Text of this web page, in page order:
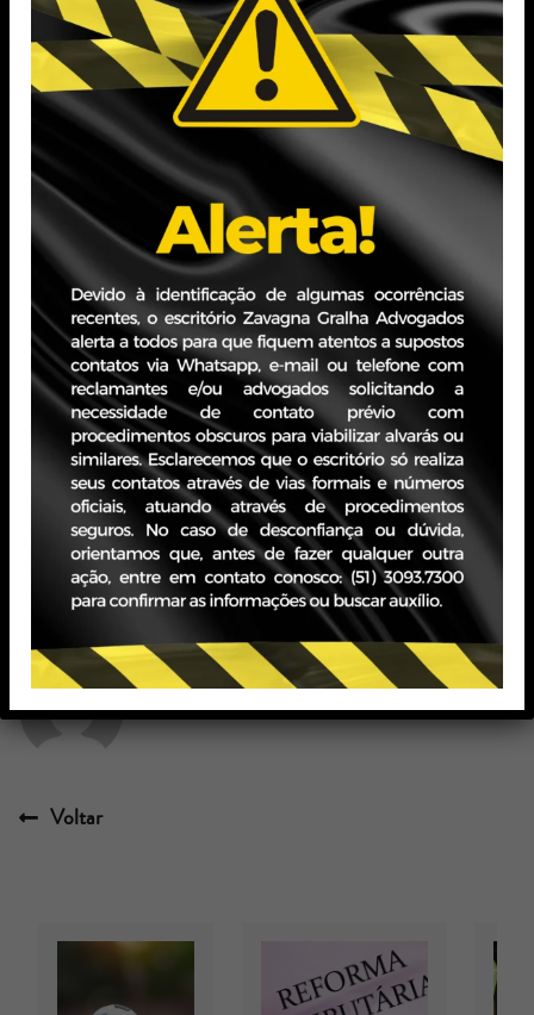
cenário de criação e revogação de normas tributárias,
fato é que nada disso poderia ser interpretado sem o
enfoque na Constituição […] No caso dos autos, ao
revogar a norma anterior, o Decreto nº 11.374/2023, que
foi publicado apenas no dia 02/01/2023, elevou a carga
tributária sem respeitar referidos preceitos
constitucionais.”
Concluiu, assim, que“devem ser aplicadas as regras de
anterioridade previstas no art. 150, inciso III, alíneas “b” e
“c”, da Constituição, que, na prática, corresponde à
vedação direcionada à União no que diz respeito à
cobrança de AFRMM nos moldes restabelecidos antes
de decorrido o exercício financeiro em que foi publicado
o Decreto nº 11.374/2023.”
Zavagna Gralha
Voltar